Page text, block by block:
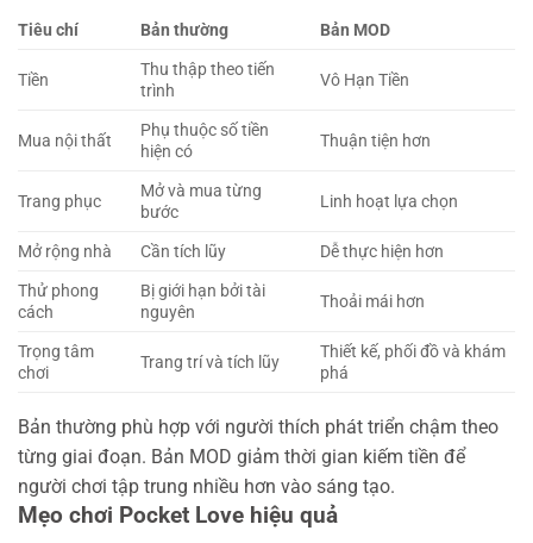
Tiêu chí Bản thường Bản MOD
Tiền
Thu thập theo tiến
trình
Vô Hạn Tiền
Mua nội thất
Phụ thuộc số tiền
hiện có
Thuận tiện hơn
Trang phục
Mở và mua từng
bước
Linh hoạt lựa chọn
Mở rộng nhà Cần tích lũy Dễ thực hiện hơn
Thử phong
cách
Bị giới hạn bởi tài
nguyên
Thoải mái hơn
Trọng tâm
chơi
Trang trí và tích lũy
Thiết kế, phối đồ và khám
phá
Bản thường phù hợp với người thích phát triển chậm theo
từng giai đoạn. Bản MOD giảm thời gian kiếm tiền để
người chơi tập trung nhiều hơn vào sáng tạo.
Mẹo chơi Pocket Love hiệu quả